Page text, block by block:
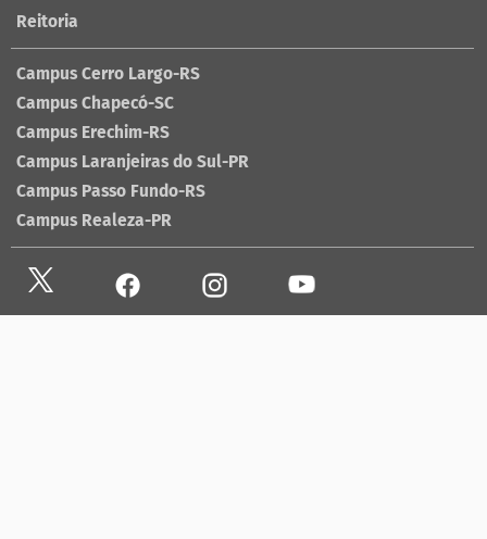
Reitoria
Campus Cerro Largo-RS
Campus Chapecó-SC
Campus Erechim-RS
Campus Laranjeiras do Sul-PR
Campus Passo Fundo-RS
Campus Realeza-PR